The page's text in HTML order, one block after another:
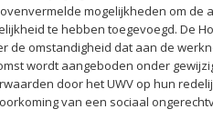
mogelijkheden om de
te hebben toegevoegd. De
de omstandigheid dat aan de
wordt aangeboden onder
door het UWV op hun
van een sociaal